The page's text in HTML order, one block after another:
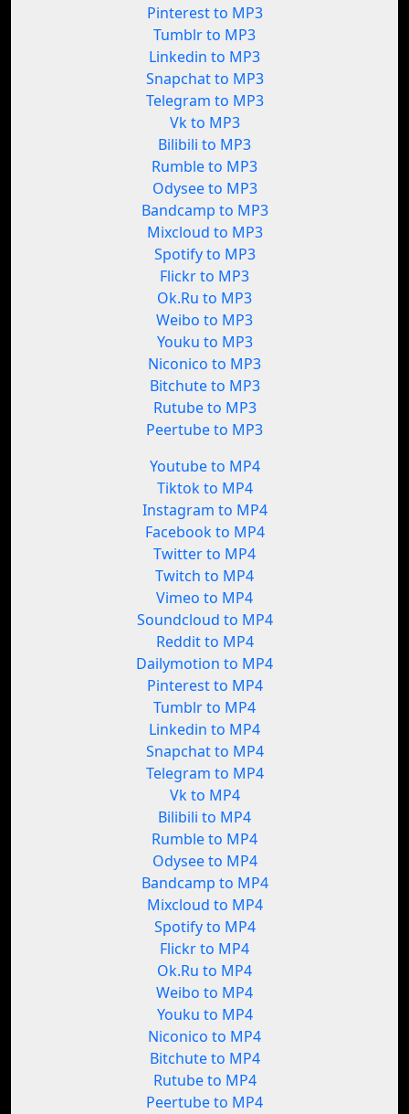
Pinterest to MP3
Tumblr to MP3
Linkedin to MP3
Snapchat to MP3
Telegram to MP3
Vk to MP3
Bilibili to MP3
Rumble to MP3
Odysee to MP3
Bandcamp to MP3
Mixcloud to MP3
Spotify to MP3
Flickr to MP3
Ok.Ru to MP3
Weibo to MP3
Youku to MP3
Niconico to MP3
Bitchute to MP3
Rutube to MP3
Peertube to MP3
Youtube to MP4
Tiktok to MP4
Instagram to MP4
Facebook to MP4
Twitter to MP4
Twitch to MP4
Vimeo to MP4
Soundcloud to MP4
Reddit to MP4
Dailymotion to MP4
Pinterest to MP4
Tumblr to MP4
Linkedin to MP4
Snapchat to MP4
Telegram to MP4
Vk to MP4
Bilibili to MP4
Rumble to MP4
Odysee to MP4
Bandcamp to MP4
Mixcloud to MP4
Spotify to MP4
Flickr to MP4
Ok.Ru to MP4
Weibo to MP4
Youku to MP4
Niconico to MP4
Bitchute to MP4
Rutube to MP4
Peertube to MP4